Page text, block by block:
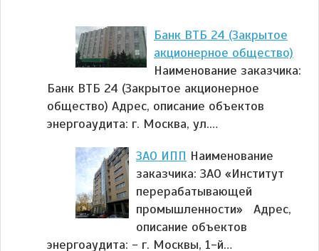
Банк ВТБ 24 (Закрытое
акционерное общество)
Наименование заказчика:
Банк ВТБ 24 (Закрытое акционерное
общество) Адрес, описание объектов
энергоаудита: г. Москва, ул.…
ЗАО ИПП Наименование
заказчика: ЗАО «Институт
перерабатывающей
промышленности» Адрес,
описание объектов
энергоаудита: - г. Москвы, 1-й…